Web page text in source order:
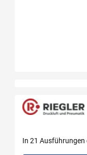
In 21 Ausführungen